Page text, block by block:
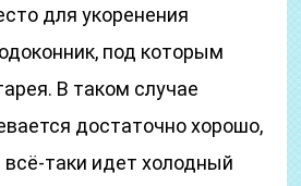
для укоренения
под которым
В таком случае
достаточно хорошо,
всё-таки идет холодный